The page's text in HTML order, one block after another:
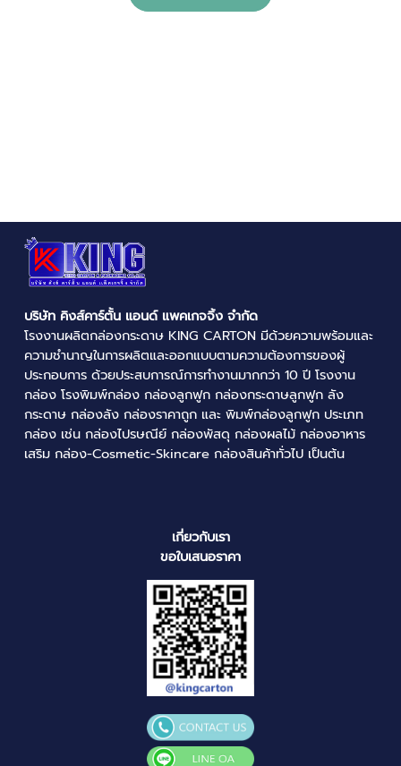
บริษัท คิงส์คาร์ตั้น แอนด์ แพคเกจจิ้ง จำกัด
โรงงานผลิตกล่องกระดาษKING CARTON มีด้วยความพร้อมและ
ความชำนาญในการผลิตและออกแบบตามความต้องการของผู้
ประกอบการ ด้วยประสบการณ์การทำงานมากกว่า 10 ปี โรงงาน
กล่อง โรงพิมพ์กล่อง กล่องลูกฟูก กล่องกระดาษลูกฟูก ลัง
กระดาษ กล่องลัง กล่องราคาถูกและ พิมพ์กล่องลูกฟูกประเภท
กล่อง เช่น กล่องไปรษณีย์ กล่องพัสดุ กล่องผลไม้กล่องอาหาร
เสริม กล่อง-Cosmetic-Skincare กล่องสินค้าทั่วไป เป็นต้น
เกี่ยวกับเรา
ขอใบเสนอราคา